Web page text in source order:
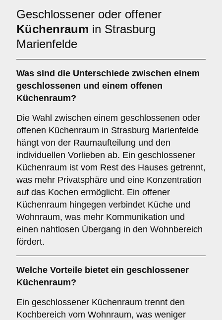
Geschlossener oder offener
Küchenraum in Strasburg
Marienfelde
Was sind die Unterschiede zwischen einem
geschlossenen und einem offenen
Küchenraum?
Die Wahl zwischen einem geschlossenen oder
offenen Küchenraum in Strasburg Marienfelde
hängt von der Raumaufteilung und den
individuellen Vorlieben ab. Ein geschlossener
Küchenraum ist vom Rest des Hauses getrennt,
was mehr Privatsphäre und eine Konzentration
auf das Kochen ermöglicht. Ein offener
Küchenraum hingegen verbindet Küche und
Wohnraum, was mehr Kommunikation und
einen nahtlosen Übergang in den Wohnbereich
fördert.
Welche Vorteile bietet ein geschlossener
Küchenraum?
Ein geschlossener Küchenraum trennt den
Kochbereich vom Wohnraum, was weniger